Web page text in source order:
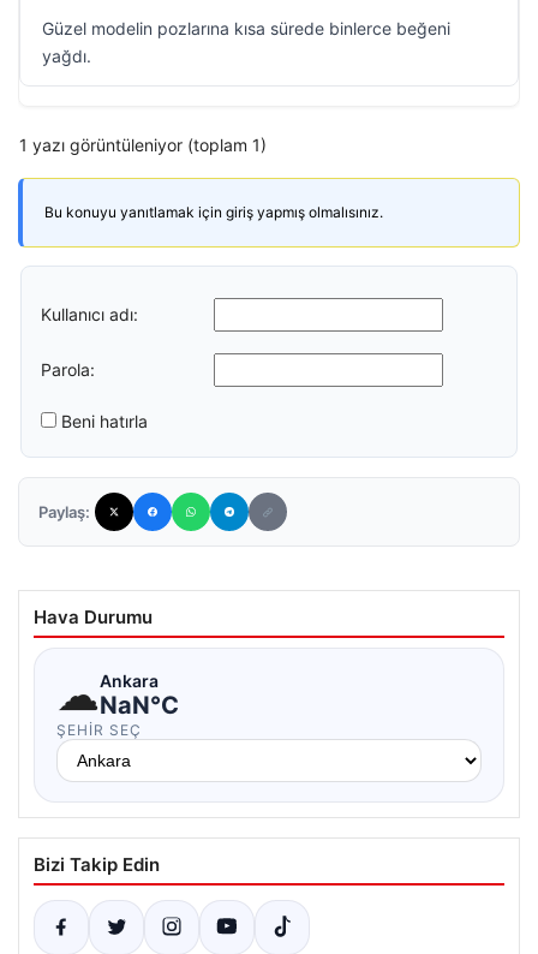
Güzel modelin pozlarına kısa sürede binlerce beğeni
yağdı.
1 yazı görüntüleniyor (toplam 1)
Bu konuyu yanıtlamak için giriş yapmış olmalısınız.
Kullanıcı adı:
Parola:
Beni hatırla
Paylaş:
Hava Durumu
☁Ankara
NaN°C
ŞEHIR SEÇ
Bizi Takip Edin